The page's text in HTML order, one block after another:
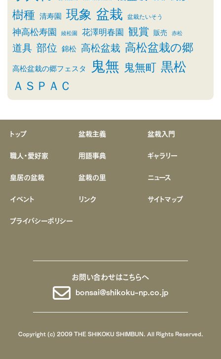
樹種 清寿園 現象 盆栽 盆栽たいそう
神高松寿園 綾松園 花澤明春園 観賞 販売 赤松
道具 部位 錦松 高松盆栽 高松盆栽の郷
高松盆栽の郷フェスタ 鬼無 鬼無町 黒松
ＡＳＰＡＣ
トップ 盆栽主義
盆栽入門
職人・愛好家
用語事典
ギャラリー
皇居の盆栽
盆栽の里
ニュース
イベント
リンク
サイトマップ
プライバシーポリシー
お問い合わせはこちらへ
bonsai@shikoku-np.co.jp
Copyright (c) 2009 THE SHIKOKU SHIMBUN. All Rights Reserved.